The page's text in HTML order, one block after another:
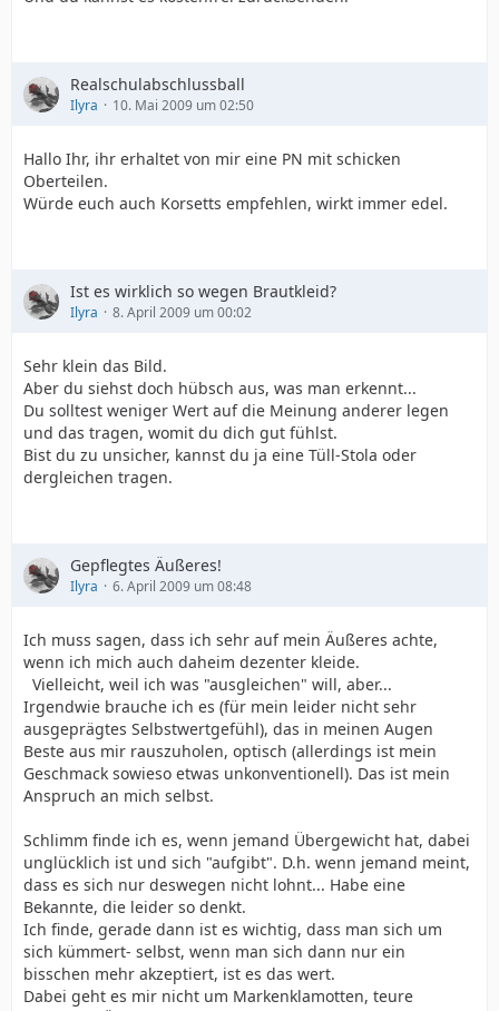
Realschulabschlussball
Ilyra 10. Mai 2009 um 02:50
Hallo Ihr, ihr erhaltet von mir eine PN mit schicken
Oberteilen.
Würde euch auch Korsetts empfehlen, wirkt immer edel.
Ist es wirklich so wegen Brautkleid?
Ilyra 8. April 2009 um 00:02
Sehr klein das Bild.
Aber du siehst doch hübsch aus, was man erkennt...
Du solltest weniger Wert auf die Meinung anderer legen
und das tragen, womit du dich gut fühlst.
Bist du zu unsicher, kannst du ja eine Tüll-Stola oder
dergleichen tragen.
Gepflegtes Äußeres!
Ilyra 6. April 2009 um 08:48
Ich muss sagen, dass ich sehr auf mein Äußeres achte,
wenn ich mich auch daheim dezenter kleide.
Vielleicht, weil ich was "ausgleichen" will, aber...
Irgendwie brauche ich es (für mein leider nicht sehr
ausgeprägtes Selbstwertgefühl), das in meinen Augen
Beste aus mir rauszuholen, optisch (allerdings ist mein
Geschmack sowieso etwas unkonventionell). Das ist mein
Anspruch an mich selbst.
Schlimm finde ich es, wenn jemand Übergewicht hat, dabei
unglücklich ist und sich "aufgibt". D.h. wenn jemand meint,
dass es sich nur deswegen nicht lohnt... Habe eine
Bekannte, die leider so denkt.
Ich finde, gerade dann ist es wichtig, dass man sich um
sich kümmert- selbst, wenn man sich dann nur ein
bisschen mehr akzeptiert, ist es das wert.
Dabei geht es mir nicht um Markenklamotten, teure